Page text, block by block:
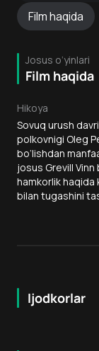
Filmhaqida
Josus o‘yinlari
Film haqida
Hikoya
Sovuq urush
polkovnigi Oleg
bo‘lishdan
josus Grevill
hamkorlik haqida
bilan tugashini
Ijodkorlar